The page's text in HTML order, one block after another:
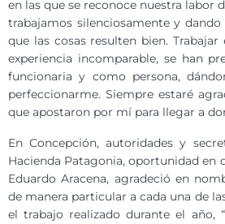
en las que se reconoce nuestra labor
trabajamos silenciosamente y
que las cosas resulten bien.
experiencia incomparable, se han
funcionaria y como persona,
perfeccionarme. Siempre estaré
que apostaron por mí para llegar a
En Concepción, autoridades y
Hacienda Patagonia, oportunidad en
Eduardo Aracena, agradeció en
de manera particular a cada una de
el trabajo realizado durante el año,